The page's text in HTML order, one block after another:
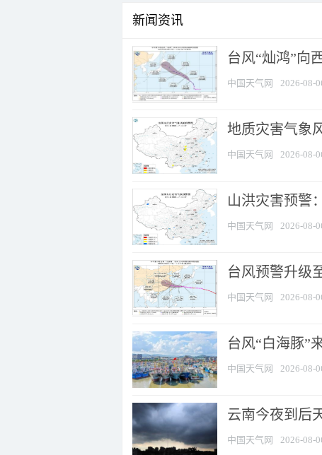
新闻资讯
台风“灿鸿”向
中国天气网 2026-08-
地质灾害气象
中国天气网 2026-08-
山洪灾害预警
中国天气网 2026-08-
台风预警升级
中国天气网 2026-08-
台风“白海豚”
中国天气网 2026-08-
云南今夜到后
中国天气网 2026-08-